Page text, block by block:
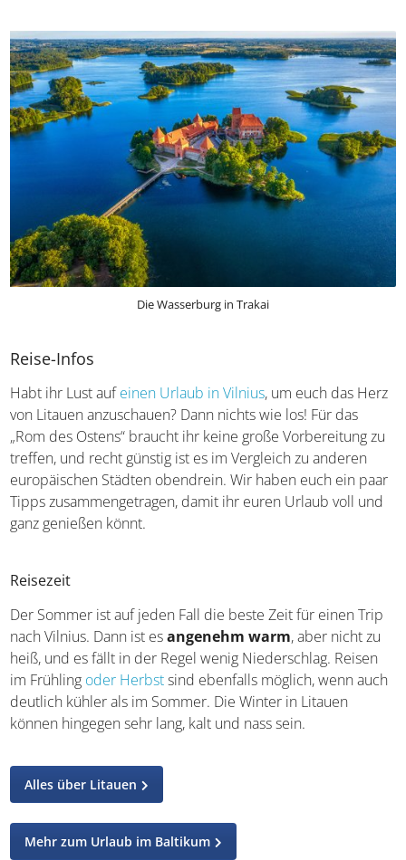
Die Wasserburg in Trakai
Reise-Infos
Habt ihr Lust aufeinen Urlaub in Vilnius, um euch das Herz
von Litauen anzuschauen? Dann nichts wie los! Für das
„Rom des Ostens“ braucht ihr keine große Vorbereitung zu
treffen, und recht günstig ist es im Vergleich zu anderen
europäischen Städten obendrein. Wir haben euch ein paar
Tipps zusammengetragen, damit ihr euren Urlaub voll und
ganz genießen könnt.
Reisezeit
Der Sommer ist auf jeden Fall die beste Zeit für einen Trip
nach Vilnius. Dann ist esangenehm warm, aber nicht zu
heiß, und es fällt in der Regel wenig Niederschlag. Reisen
im Frühling oder Herbstsind ebenfalls möglich, wenn auch
deutlich kühler als im Sommer. Die Winter in Litauen
können hingegen sehr lang, kalt und nass sein.
Alles über Litauen
Mehr zum Urlaub im Baltikum